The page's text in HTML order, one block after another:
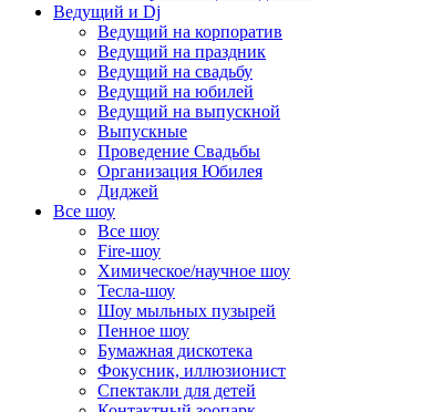
Ведущий и Dj
Ведущий на корпоратив
Ведущий на праздник
Ведущий на свадьбу
Ведущий на юбилей
Ведущий на выпускной
Выпускные
Проведение Свадьбы
Организация Юбилея
Диджей
Все шоу
Все шоу
Fire-шоу
Химическое/научное шоу
Тесла-шоу
Шоу мыльных пузырей
Пенное шоу
Бумажная дискотека
Фокусник, иллюзионист
Спектакли для детей